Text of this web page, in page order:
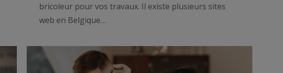
bricoleur pour vos travaux. Il existe plusieurs sites
web en Belgique…